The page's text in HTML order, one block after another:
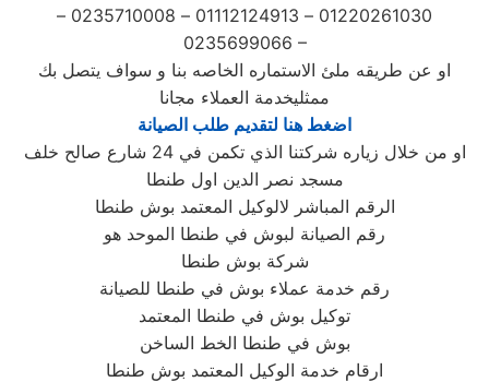
01220261030 – 01112124913 – 0235710008 –
0235699066 –
او عن طريقه ملئ الاستماره الخاصه بنا و سواف يتصل بك
ممثليخدمة العملاء مجانا
اضغط هنا لتقديم طلب الصيانة
او من خلال زياره شركتنا الذي تكمن في 24 شارع صالح خلف
مسجد نصر الدين اول طنطا
الرقم المباشر لالوكيل المعتمد بوش طنطا
رقم الصيانة لبوش في طنطا الموحد هو
شركة بوش طنطا
رقم خدمة عملاء بوش في طنطا للصيانة
توكيل بوش في طنطا المعتمد
بوش في طنطا الخط الساخن
ارقام خدمة الوكيل المعتمد بوش طنطا